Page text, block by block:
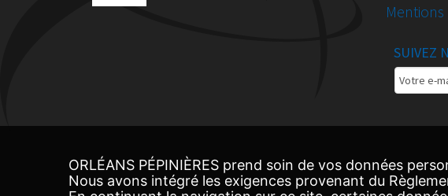
SUIVEZ
Email
ORLÉANS PÉPINIÈRES prend soin de vos données
Nous avons intégré les exigences provenant du